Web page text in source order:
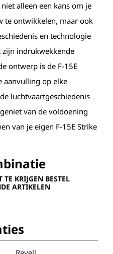
alleen een kans om je
te ontwikkelen, maar ook
en technologie
indrukwekkende
ontwerp is de F-15E
aanvulling op elke
luchtvaartgeschiedenis
van de voldoening
van je eigen F-15E Strike
TE KRIJGEN BESTEL
ARTIKELEN